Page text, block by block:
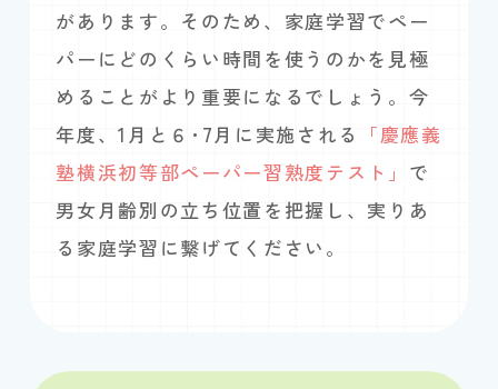
があります。そのため、家庭学習でペー
パーにどのくらい時間を使うのかを見極
めることがより重要になるでしょう。今
年度、1月と６･7月に実施される
「慶應義
塾横浜初等部ペーパー習熟度テスト」 で
男女月齢別の立ち位置を把握し、実りあ
る家庭学習に繋げてください。